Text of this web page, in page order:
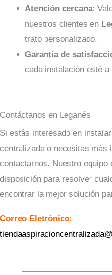
Atención cercana:
nuestros clientes en
trato personalizado.
Garantía de
cada instalación esté
Contáctanos en Leganés
Si estás interesado en
centralizada o necesitas más
contactarnos. Nuestro equipo
disposición para resolver
encontrar la mejor solución
Correo Eletrónico: